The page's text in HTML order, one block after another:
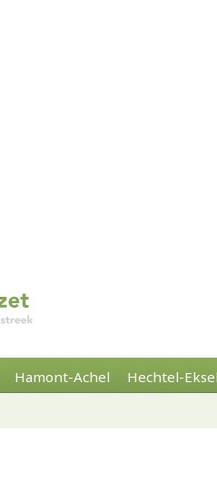
Hamont-Achel Hechtel-